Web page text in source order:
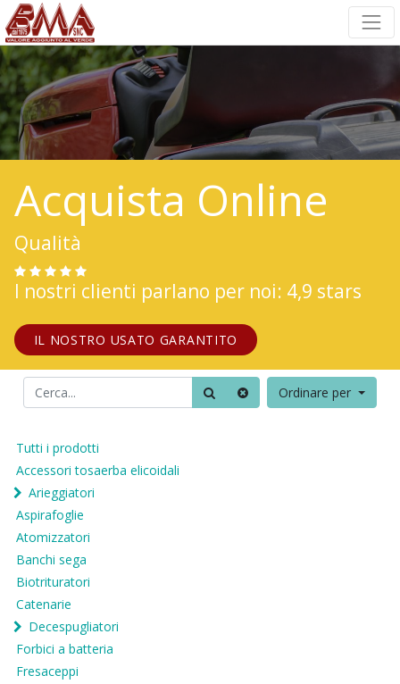
Acquista Online
Qualità
I nostri clienti parlano per noi: 4,9 stars
IL NOSTRO USATO GARANTITO
Ordinare per
Tutti i prodotti
Accessori tosaerba elicoidali
Arieggiatori
Aspirafoglie
Atomizzatori
Banchi sega
Biotrituratori
Catenarie
Decespugliatori
Forbici a batteria
Fresaceppi